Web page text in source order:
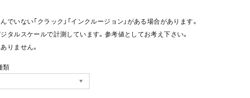
でいない「クラック」「インクルージョン」がある場合があります。
タルスケールで計測しています。参考値としてお考え下さい。
りません。
類